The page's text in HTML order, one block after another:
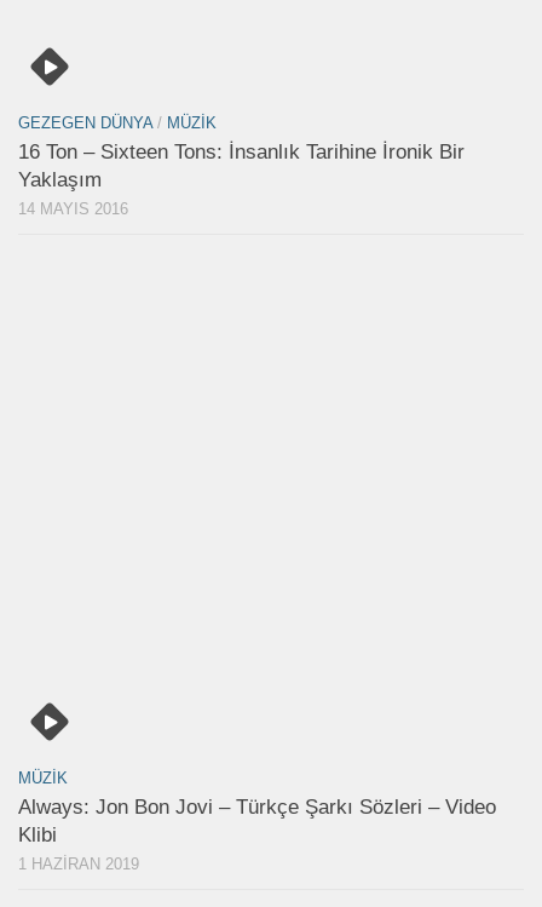
GEZEGEN DÜNYA / MÜZIK
16 Ton – Sixteen Tons: İnsanlık Tarihine İronik Bir
Yaklaşım
14 MAYIS 2016
MÜZIK
Always: Jon Bon Jovi – Türkçe Şarkı Sözleri – Video
Klibi
1 HAZIRAN 2019